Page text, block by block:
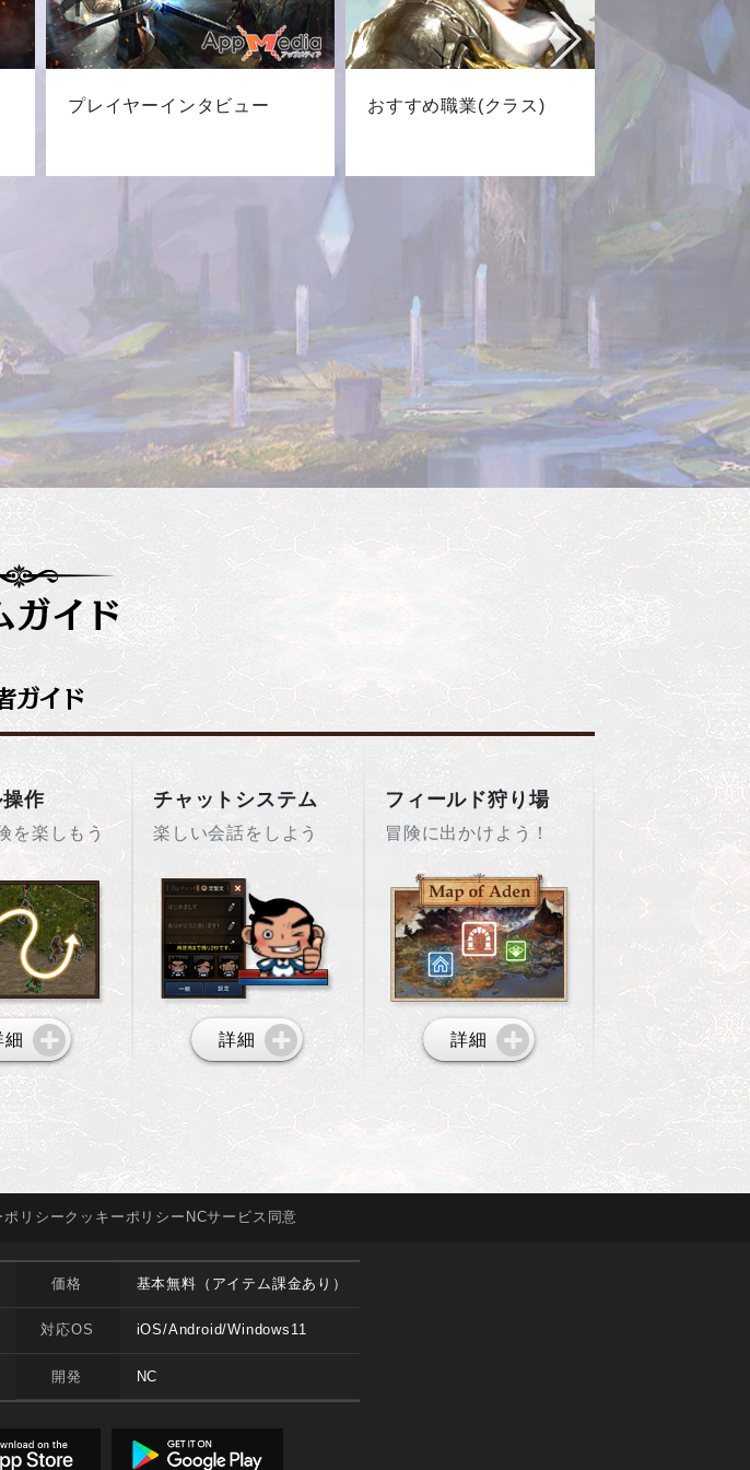
プレイヤーインタビュー おすすめ職業(クラス) 最新キ
作
を楽しもう
細
チャットシステム
楽しい会話をしよう
詳細
フィールド狩り場
冒険に出かけよう！
詳細
ポリシークッキーポリシー NCサービス 同意
価格 基本無料（アイテム課金あり）
対応OS iOS/Android/Windows11
開発 NC